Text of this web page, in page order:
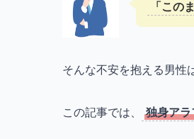
「この
そんな不安を抱える男性
この記事では、 独身ア